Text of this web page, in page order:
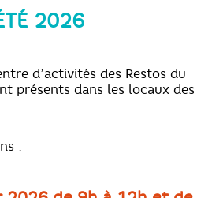
2026
d’activités des Restos du
présents dans les locaux des
: